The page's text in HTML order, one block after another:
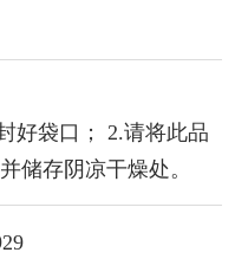
好袋口； 2.请将此品
储存阴凉干燥处。